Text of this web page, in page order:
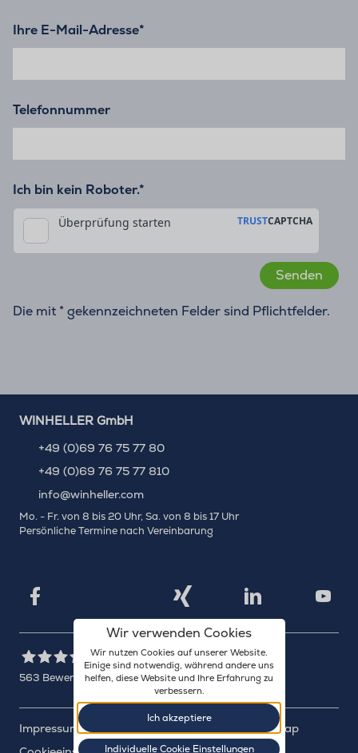
Wir verwenden Cookies
Wir nutzen Cookies auf unserer Website.
Einige sind notwendig, während andere uns
helfen, diese Website und Ihre Erfahrung zu
verbessern.
Ich akzeptiere
Individuelle Cookie Einstellungen
Ihre E-Mail-Adresse*
Telefonnummer
Ich bin kein Roboter.*
Die mit * gekennzeichneten Felder sind Pflichtfelder.
WINHELLER GmbH
+49 (0)69 76 75 77 80
+49 (0)69 76 75 77 810
info@winheller.com
Mo. - Fr. von 8 bis 20 Uhr, Sa. von 8 bis 17 Uhr
Persönliche Termine nach Vereinbarung
Facebook Xing LinkedIn
WINHELLER GmbH
563 Bewertungen auf ProvenExpert.com
Impressum Datenschutz
Sitemap